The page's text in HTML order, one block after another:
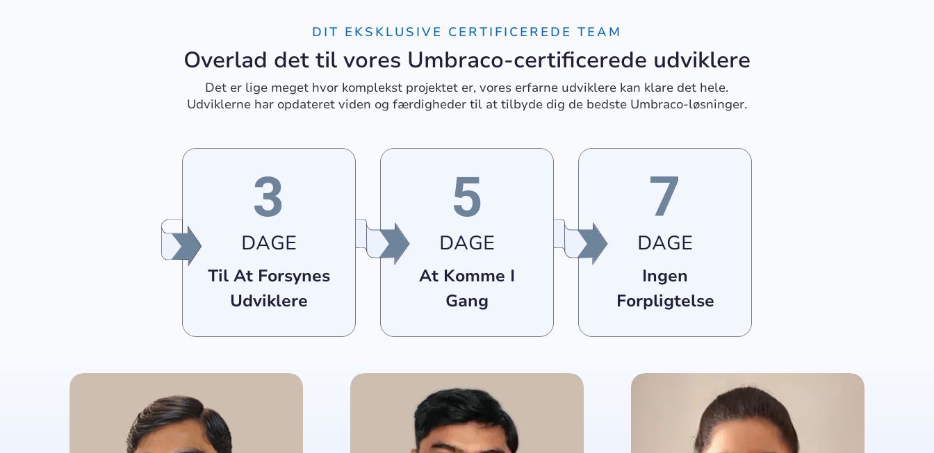
DIT EKSKLUSIVE CERTIFICEREDE TEAM
Overlad det til vores Umbraco-certificerede udviklere
Det er lige meget hvor komplekst projektet er, vores erfarne udviklere kan klare det hele.
Udviklerne har opdateret viden og færdigheder til at tilbyde dig de bedste Umbraco-løsninger.
3
DAGE
Til At Forsynes
Udviklere
5
DAGE
At Komme I
Gang
7
DAGE
Ingen
Forpligtelse